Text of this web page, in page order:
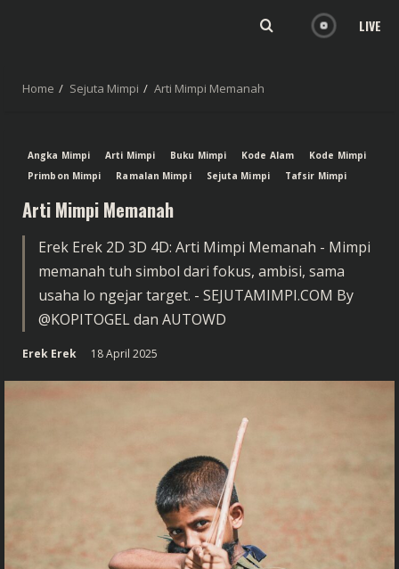
LIVE
Home Sejuta Mimpi Arti Mimpi Memanah
Angka Mimpi Arti Mimpi Buku Mimpi Kode Alam
Kode Mimpi
Primbon Mimpi
Ramalan Mimpi Sejuta Mimpi Tafsir Mimpi
Arti Mimpi Memanah
Erek Erek 2D 3D 4D: Arti Mimpi Memanah - Mimpi
memanah tuh simbol dari fokus, ambisi, sama
usaha lo ngejar target. - SEJUTAMIMPI.COM By
@KOPITOGEL dan AUTOWD
Erek Erek 18 April 2025